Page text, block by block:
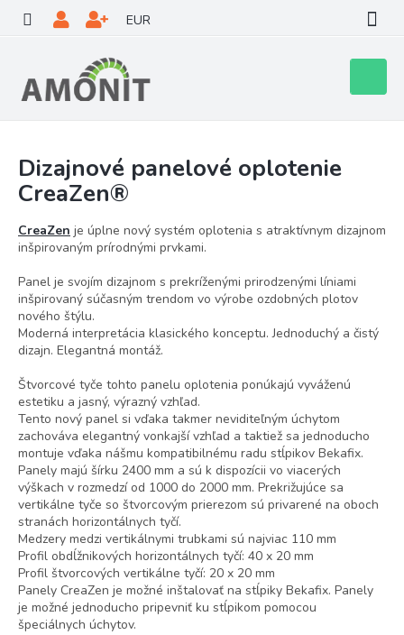
obsah
EUR
košík
Dizajnové panelové oplotenie
CreaZen®
CreaZen je úplne nový systém oplotenia s atraktívnym dizajnom
inšpirovaným prírodnými prvkami.
Panel je svojím dizajnom s prekríženými prirodzenými líniami
inšpirovaný súčasným trendom vo výrobe ozdobných plotov
nového štýlu.
Moderná interpretácia klasického konceptu. Jednoduchý a čistý
dizajn. Elegantná montáž.
Štvorcové tyče tohto panelu oplotenia ponúkajú vyváženú
estetiku a jasný, výrazný vzhľad.
Tento nový panel si vďaka takmer neviditeľným úchytom
zachováva elegantný vonkajší vzhľad a taktiež sa jednoducho
montuje vďaka nášmu kompatibilnému radu stĺpikov Bekafix.
Panely majú šírku 2400 mm a sú k dispozícii vo viacerých
výškach v rozmedzí od 1000 do 2000 mm. Prekrižujúce sa
vertikálne tyče so štvorcovým prierezom sú privarené na oboch
stranách horizontálnych tyčí.
Medzery medzi vertikálnymi trubkami sú najviac 110 mm
Profil obdĺžnikových horizontálnych tyčí: 40 x 20 mm
Profil štvorcových vertikálne tyčí: 20 x 20 mm
Panely CreaZen je možné inštalovať na stĺpiky Bekafix. Panely
je možné jednoducho pripevniť ku stĺpikom pomocou
špeciálnych úchytov.